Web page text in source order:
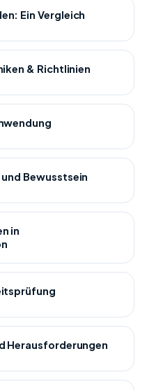
Ein Vergleich
& Richtlinien
Bewusstsein
in
Herausforderungen